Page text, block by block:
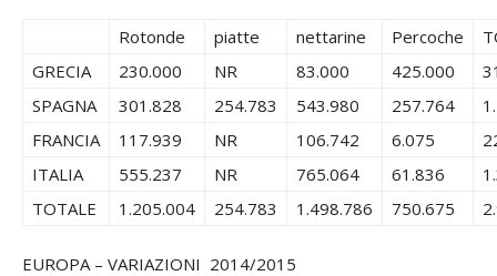
Rotonde piatte nettarine Percoche
GRECIA
230.000 NR 83.000 425.000
SPAGNA
301.828 254.783 543.980 257.764
FRANCIA
117.939 NR 106.742 6.075
ITALIA
555.237 NR 765.064 61.836
TOTALE
1.205.004 254.783 1.498.786 750.675
EUROPA – VARIAZIONI 2014/2015